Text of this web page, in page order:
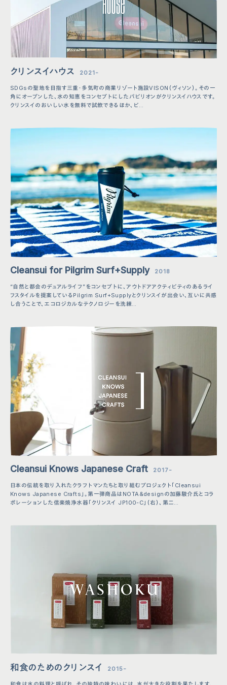
クリンスイハウス 2021-
SDGsの聖地を目指す三重・多気町の商業リゾート施設VISON（ヴィソン）。その一
角にオープンした、水の知恵をコンセプトにしたパビリオンがクリンスイハウスです。
クリンスイのおいしい水を無料で試飲できるほか、ビ…
Cleansui for Pilgrim Surf+Supply 2018
“自然と都会のデュアルライフ”をコンセプトに、アウトドアアクティビティのあるライ
フスタイルを提案しているPilgrim Surf+Supplyとクリンスイが出会い、互いに共感
し合うことで、エコロジカルなテクノロジーを洗練…
Cleansui Knows Japanese Craft 2017-
日本の伝統を取り入れたクラフトマンたちと取り組むプロジェクト「Cleansui
Knows Japanese Crafts」。第一弾商品はNOTA&designの加藤駿介氏とコラ
ボレーションした信楽焼浄水器「クリンスイ JP100-C」（右）、第二…
和食のためのクリンスイ 2015-